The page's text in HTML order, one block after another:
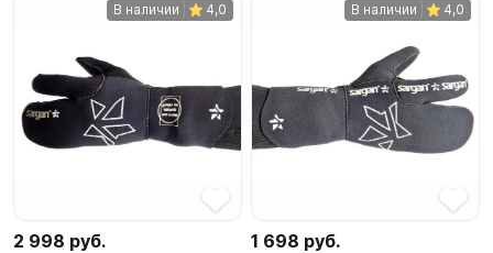
Акции
В наличии 4,0
2 998 руб.
В наличии 4,0
1 698 руб.